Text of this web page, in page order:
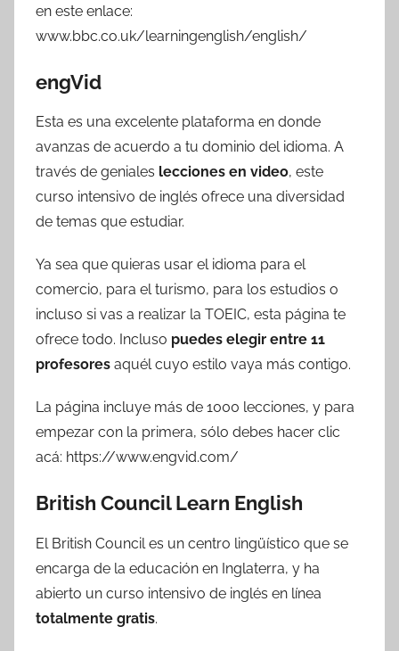
en este enlace:
www.bbc.co.uk/learningenglish/english/
engVid
Esta es una excelente plataforma en donde
avanzas de acuerdo a tu dominio del idioma. A
través de geniales lecciones en video, este
curso intensivo de inglés ofrece una diversidad
de temas que estudiar.
Ya sea que quieras usar el idioma para el
comercio, para el turismo, para los estudios o
incluso si vas a realizar la TOEIC, esta página te
ofrece todo. Incluso puedes elegir entre 11
profesores aquél cuyo estilo vaya más contigo.
La página incluye más de 1000 lecciones, y para
empezar con la primera, sólo debes hacer clic
acá: https://www.engvid.com/
British Council Learn English
El British Council es un centro lingüístico que se
encarga de la educación en Inglaterra, y ha
abierto un curso intensivo de inglés en línea
totalmente gratis.